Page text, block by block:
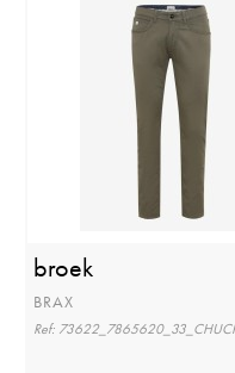
broek
BRAX
Ref: